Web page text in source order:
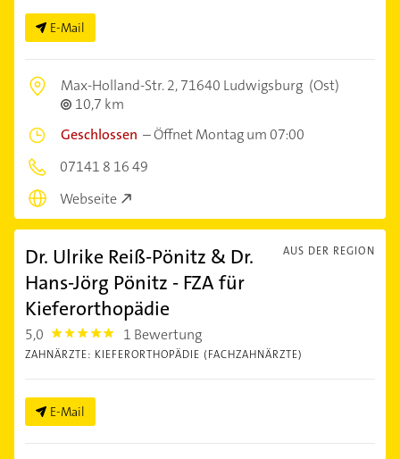
E-Mail
Max-Holland-Str. 2,71640 Ludwigsburg (Ost)
10,7 km
Geschlossen –Öffnet Montag um 07:00
07141 8 16 49
Webseite
AUS DER REGION
Dr. Ulrike Reiß-Pönitz & Dr.
Hans-Jörg Pönitz - FZA für
Kieferorthopädie
5,0 5.0 1 Bewertung
ZAHNÄRZTE: KIEFERORTHOPÄDIE (FACHZAHNÄRZTE)
E-Mail